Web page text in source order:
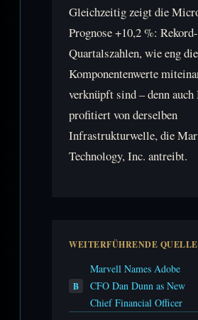
Gleichzeitig zeigt die
Prognose +10,2 %:
Quartalszahlen, wie eng
Komponentenwerte
verknüpft sind – denn
profitiert von derselben
Infrastrukturwelle, die
Technology, Inc. antreibt.
WEITERFÜHRENDE
B
Marvell Names Adobe
CFO Dan Dunn as New
Chief Financial Officer